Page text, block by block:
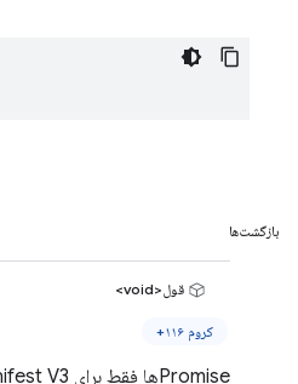
بازگشت‌ها
قول<void>
کروم ۱۱۶+